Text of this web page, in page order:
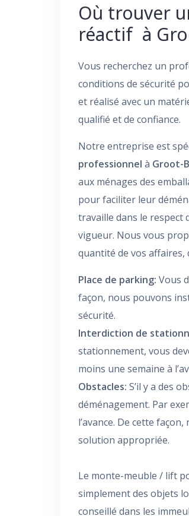
Où trouver
réactif à
Vous recherchez un
conditions de sécurité
et réalisé avec un
qualifié et de confiance.
Notre entreprise est
professionnel à Groot-
aux ménages des
pour faciliter leur
travaille dans le respect
vigueur. Nous vous
quantité de vos affaires,
Place de parking: Vous
façon, nous pouvons
sécurité.
Interdiction de
stationnement, vous
moins une semaine à
Obstacles: S’il y a des
déménagement. Par
l’avance. De cette
solution appropriée.
Le monte-meuble / lift
simplement des objets
conseillé dans les